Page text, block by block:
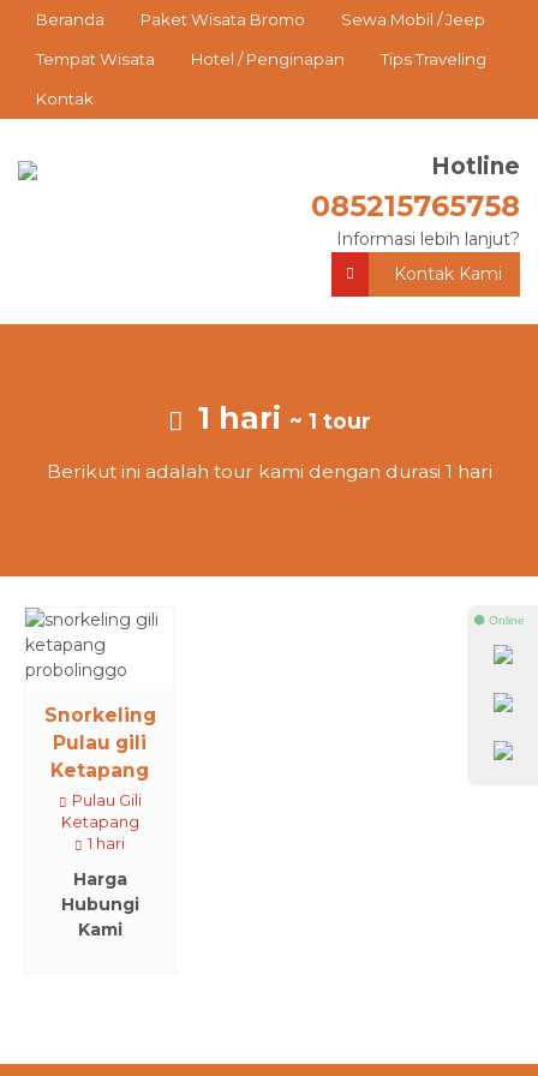
Beranda Paket Wisata Bromo Sewa Mobil / Jeep
Tempat Wisata Hotel / Penginapan Tips Traveling
Kontak
Hotline
085215765758
Informasi lebih lanjut?
Kontak Kami
1 hari ~ 1 tour
Berikut ini adalah tour kami dengan durasi 1 hari
Snorkeling
Pulau gili
Ketapang
Pulau Gili
Ketapang
1 hari
Harga
Hubungi
Kami
⚫ Online